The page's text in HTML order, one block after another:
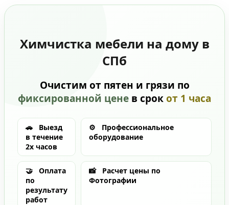
Химчистка мебели на дому в
СПб
Очистим от пятен и грязи по
фиксированной цене в срокот 1 часа
🚗
Выезд
в течение
2х часов
⚙️
Профессиональное
оборудование
🤝
Оплата
по
результату
работ
📸
Расчет цены по
Фотографии